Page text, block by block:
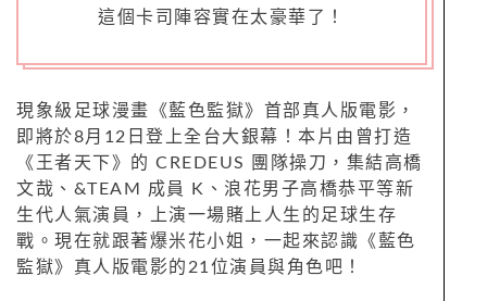
這個卡司陣容實在太豪華了！
現象級足球漫畫《藍色監獄》首部真人版電影，
即將於8月12日登上全台大銀幕！本片由曾打造
《王者天下》的 CREDEUS 團隊操刀，集結高橋
文哉、&TEAM 成員 K、浪花男子高橋恭平等新
生代人氣演員，上演一場賭上人生的足球生存
戰。現在就跟著爆米花小姐，一起來認識《藍色
監獄》真人版電影的21位演員與角色吧！